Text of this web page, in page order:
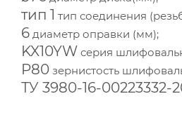
тип 1 тип соединения
6 диаметр оправки (мм);
KX10YW серия
P80 зернистость
ТУ 3980-16-00223332-